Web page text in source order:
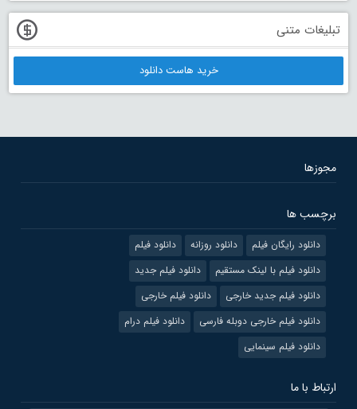
تبلیغات متنی
خرید هاست دانلود
مجوزها
برچسب ها
دانلود رایگان فیلم دانلود روزانه
دانلود فیلم
دانلود فیلم با لینک مستقیم
دانلود فیلم جدید
دانلود فیلم جدید خارجی
دانلود فیلم خارجی
دانلود فیلم خارجی دوبله فارسی
دانلود فیلم درام
دانلود فیلم سینمایی
ارتباط با ما